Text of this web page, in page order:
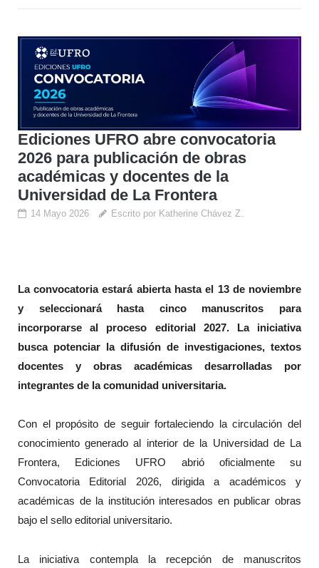
Ediciones UFRO abre convocatoria
2026 para publicación de obras
académicas y docentes de la
Universidad de La Frontera
14 Mayo 2026 Escrito por Katherine Chávez Z.
La convocatoria estará abierta hasta el 13 de noviembre
y seleccionará hasta cinco manuscritos para
incorporarse al proceso editorial 2027. La iniciativa
busca potenciar la difusión de investigaciones, textos
docentes y obras académicas desarrolladas por
integrantes de la comunidad universitaria.
Con el propósito de seguir fortaleciendo la circulación del
conocimiento generado al interior de la Universidad de La
Frontera, Ediciones UFRO abrió oficialmente su
Convocatoria Editorial 2026, dirigida a académicos y
académicas de la institución interesados en publicar obras
bajo el sello editorial universitario.
La iniciativa contempla la recepción de manuscritos